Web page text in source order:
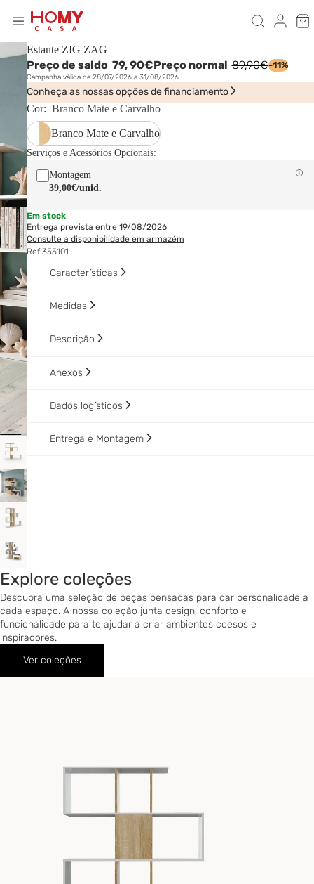
Estante ZIG ZAG
Preço de saldo 79,90€Preço normal 89,90€-11%
Campanha válida de 28/07/2026 a 31/08/2026
Conheça as nossas opções de financiamento
Cor: Branco Mate e Carvalho
Branco Mate e Carvalho
Serviços e Acessórios Opcionais:
Montagem
39,00€/unid.
Em stock
Entrega prevista entre 19/08/2026
Consulte a disponibilidade em armazém
Ref:355101
Características
Medidas
Descrição
Anexos
Dados logísticos
Entrega e Montagem
Explore coleções
Descubra uma seleção de peças pensadas para dar personalidade a
cada espaço. A nossa coleção junta design, conforto e
funcionalidade para te ajudar a criar ambientes coesos e
inspiradores.
Ver coleções